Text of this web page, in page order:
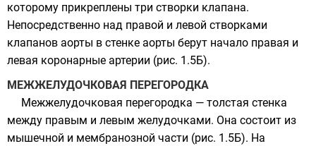
которому прикреплены три створки клапана.
Непосредственно над правой и левой створками
клапанов аорты в стенке аорты берут начало правая и
левая коронарные артерии (рис. 1.5Б).
МЕЖЖЕЛУДОЧКОВАЯ ПЕРЕГОРОДКА
Межжелудочковая перегородка — толстая стенка
между правым и левым желудочками. Она состоит из
мышечной и мембранозной части (рис. 1.5Б). На